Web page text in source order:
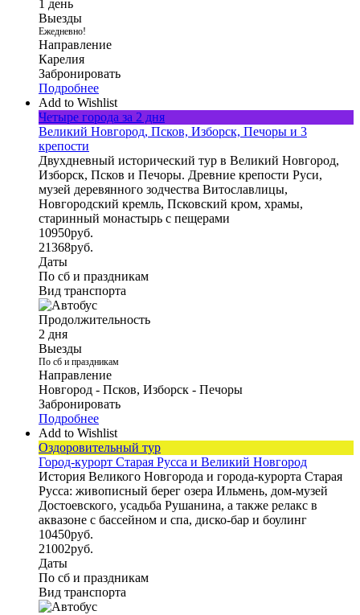
1 день
Выезды
Ежедневно!
Направление
Карелия
Забронировать
Подробнее
Add to Wishlist
Четыре города за 2 дня
Великий Новгород, Псков, Изборск, Печоры и 3
крепости
Двухдневный исторический тур в Великий Новгород,
Изборск, Псков и Печоры. Древние крепости Руси,
музей деревянного зодчества Витославлицы,
Новгородский кремль, Псковский кром, храмы,
старинный монастырь с пещерами
10950руб.
21368руб.
Даты
По сб и праздникам
Вид транспорта
Продолжительность
2 дня
Выезды
По сб и праздникам
Направление
Новгород - Псков, Изборск - Печоры
Забронировать
Подробнее
Add to Wishlist
Оздоровительный тур
Город-курорт Старая Русса и Великий Новгород
История Великого Новгорода и города-курорта Старая
Русса: живописный берег озера Ильмень, дом-музей
Достоевского, усадьба Рушанина, а также релакс в
аквазоне с бассейном и спа, диско-бар и боулинг
10450руб.
21002руб.
Даты
По сб и праздникам
Вид транспорта